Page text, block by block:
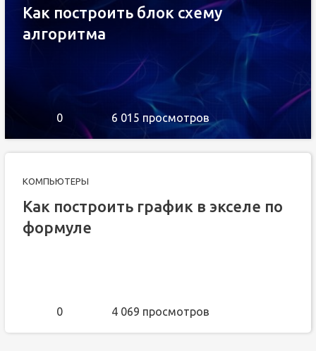
Как построить блок схему
алгоритма
0 6 015 просмотров
КОМПЬЮТЕРЫ
Как построить график в экселе по
формуле
0 4 069 просмотров